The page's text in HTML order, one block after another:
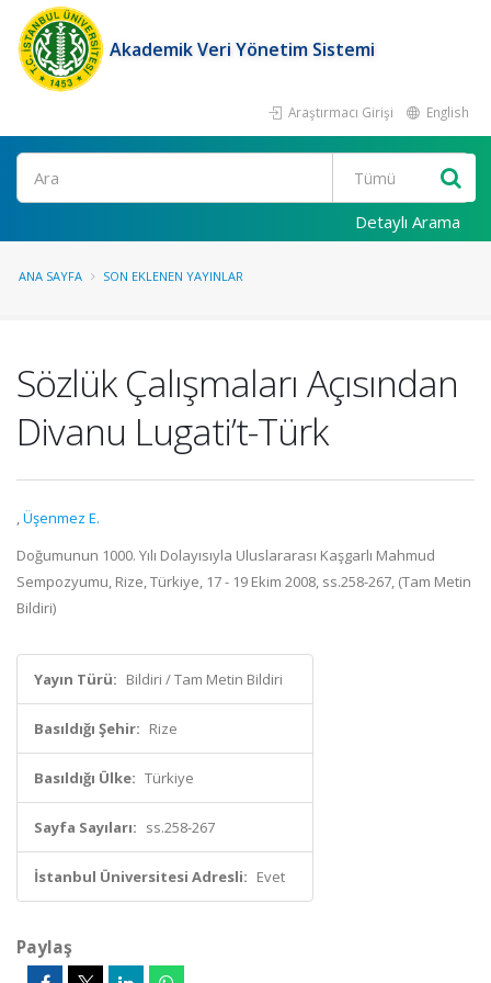
Akademik Veri Yönetim Sistemi
Araştırmacı Girişi English
Ara
Detaylı Arama
ANA SAYFA SON EKLENEN YAYINLAR
Sözlük Çalışmaları Açısından
Divanu Lugati’t-Türk
,Üşenmez E.
Doğumunun 1000. Yılı Dolayısıyla Uluslararası Kaşgarlı Mahmud
Sempozyumu, Rize, Türkiye, 17 - 19 Ekim 2008, ss.258-267, (Tam Metin
Bildiri)
Yayın Türü: Bildiri / Tam Metin Bildiri
Basıldığı Şehir: Rize
Basıldığı Ülke: Türkiye
Sayfa Sayıları: ss.258-267
İstanbul Üniversitesi Adresli: Evet
Paylaş